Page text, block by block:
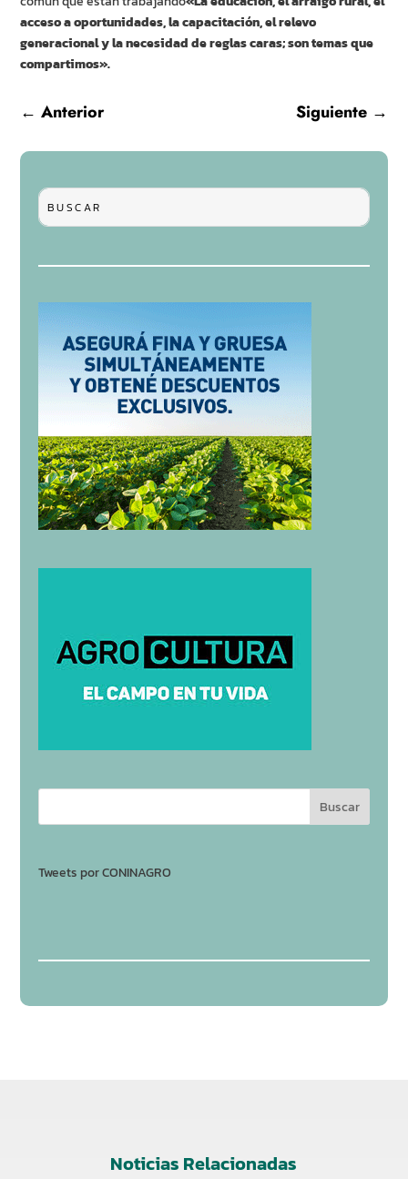
acceso a oportunidades, la capacitación, el relevo
generacional y la necesidad de reglas caras; son temas que
compartimos».
←Anterior Siguiente→
Tweets por CONINAGRO
Noticias Relacionadas